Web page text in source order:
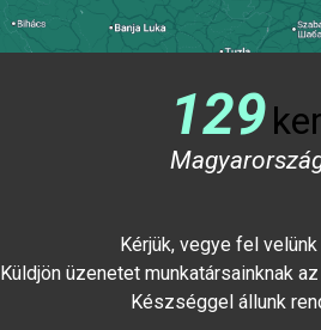
129
Kérjük, vegye fel
Küldjön üzenetet munkatársainknak
Készséggel állunk